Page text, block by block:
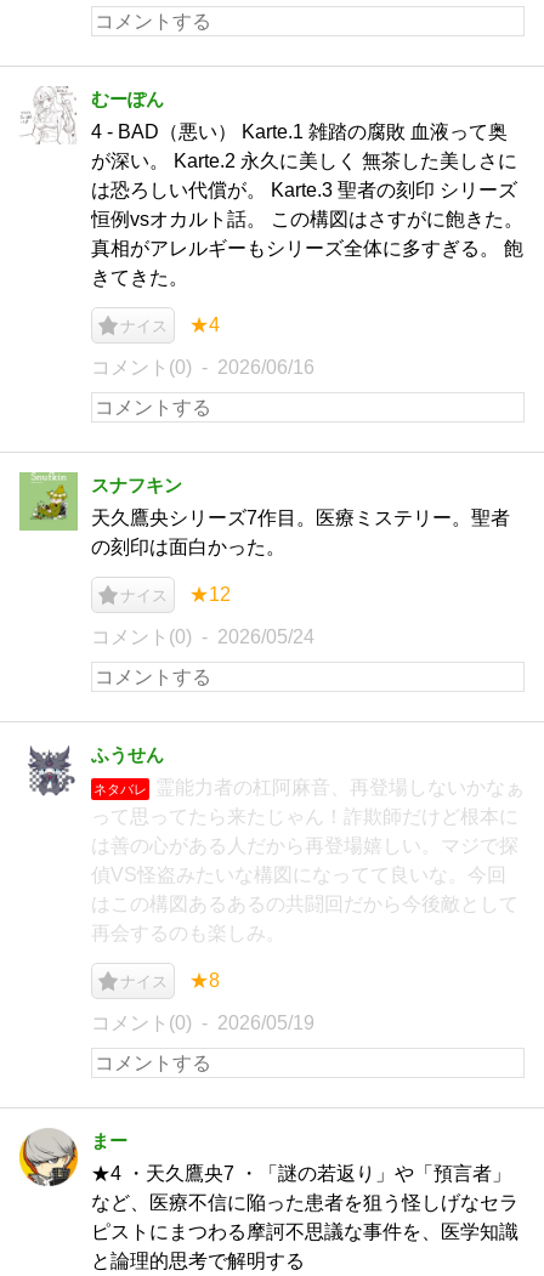
むーぽん
4 - BAD（悪い） Karte.1 雑踏の腐敗 血液って奥
が深い。 Karte.2 永久に美しく 無茶した美しさに
は恐ろしい代償が。 Karte.3 聖者の刻印 シリーズ
恒例vsオカルト話。 この構図はさすがに飽きた。
真相がアレルギーもシリーズ全体に多すぎる。 飽
きてきた。
ナイス ★4
コメント(0) 2026/06/16
スナフキン
天久鷹央シリーズ7作目。医療ミステリー。聖者
の刻印は面白かった。
ナイス ★12
コメント(0) 2026/05/24
ふうせん
ネタバレ
霊能力者の杠阿麻音、再登場しないかなぁ
って思ってたら来たじゃん！詐欺師だけど根本に
は善の心がある人だから再登場嬉しい。マジで探
偵VS怪盗みたいな構図になってて良いな。今回
はこの構図あるあるの共闘回だから今後敵として
再会するのも楽しみ。
ナイス ★8
コメント(0) 2026/05/19
まー
★4 ・天久鷹央7 ・「謎の若返り」や「預言者」
など、医療不信に陥った患者を狙う怪しげなセラ
ピストにまつわる摩訶不思議な事件を、医学知識
と論理的思考で解明する